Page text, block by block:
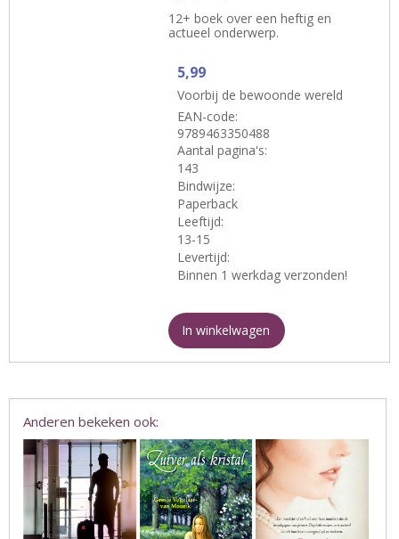
12+ boek over een heftig en
actueel onderwerp.
5,99
Voorbij de bewoonde wereld
EAN-code:
9789463350488
Aantal pagina's:
143
Bindwijze:
Paperback
Leeftijd:
13-15
Levertijd:
Binnen 1 werkdag verzonden!
In winkelwagen
Anderen bekeken ook: